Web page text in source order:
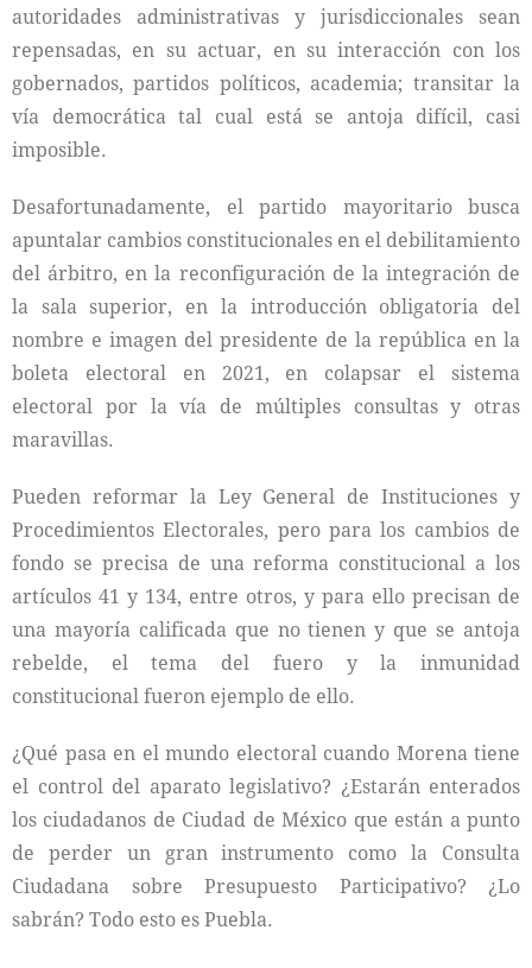
autoridades administrativas y jurisdiccionales sean
repensadas, en su actuar, en su interacción con los
gobernados, partidos políticos, academia; transitar la
vía democrática tal cual está se antoja difícil, casi
imposible.
Desafortunadamente, el partido mayoritario busca
apuntalar cambios constitucionales en el debilitamiento
del árbitro, en la reconfiguración de la integración de
la sala superior, en la introducción obligatoria del
nombre e imagen del presidente de la república en la
boleta electoral en 2021, en colapsar el sistema
electoral por la vía de múltiples consultas y otras
maravillas.
Pueden reformar la Ley General de Instituciones y
Procedimientos Electorales, pero para los cambios de
fondo se precisa de una reforma constitucional a los
artículos 41 y 134, entre otros, y para ello precisan de
una mayoría calificada que no tienen y que se antoja
rebelde, el tema del fuero y la inmunidad
constitucional fueron ejemplo de ello.
¿Qué pasa en el mundo electoral cuando Morena tiene
el control del aparato legislativo? ¿Estarán enterados
los ciudadanos de Ciudad de México que están a punto
de perder un gran instrumento como la Consulta
Ciudadana sobre Presupuesto Participativo? ¿Lo
sabrán? Todo esto es Puebla.